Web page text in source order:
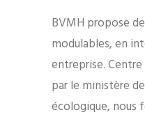
BVMH propose
modulables, en
entreprise.
par le ministère
écologique, nous